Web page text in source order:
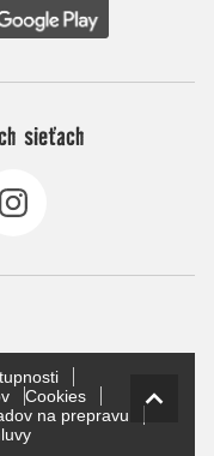
sieťach
Cookies
na prepravu